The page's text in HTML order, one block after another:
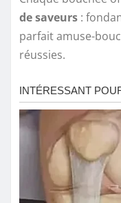
de saveurs :
parfait amuse-
réussies.